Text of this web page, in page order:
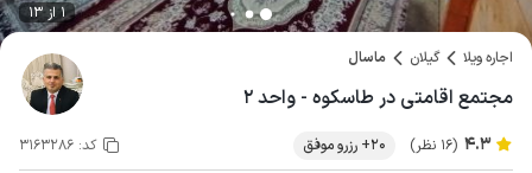
1 از 13
اجاره ویلا گیلان ماسال
مجتمع اقامتی در طاسکوه - واحد ۲
4.3 (16 نظر) 20+ رزرو موفق کد: 3163286